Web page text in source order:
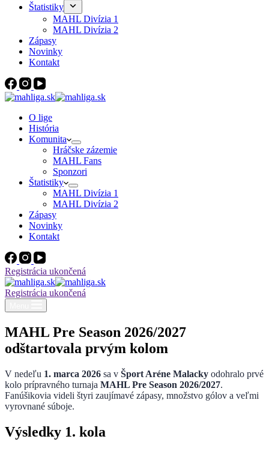
Štatistiky
MAHL Divízia 1
MAHL Divízia 2
Zápasy
Novinky
Kontakt
O lige
História
Komunita
Hráčske zázemie
MAHL Fans
Sponzori
Štatistiky
MAHL Divízia 1
MAHL Divízia 2
Zápasy
Novinky
Kontakt
Registrácia ukončená
Registrácia ukončená
MAHL Pre Season 2026/2027
odštartovala prvým kolom
V nedeľu 1. marca 2026 sa v Šport Aréne Malacky odohralo prvé
kolo prípravného turnaja MAHL Pre Season 2026/2027.
Fanúšikovia videli štyri zaujímavé zápasy, množstvo gólov a veľmi
vyrovnané súboje.
Výsledky 1. kola